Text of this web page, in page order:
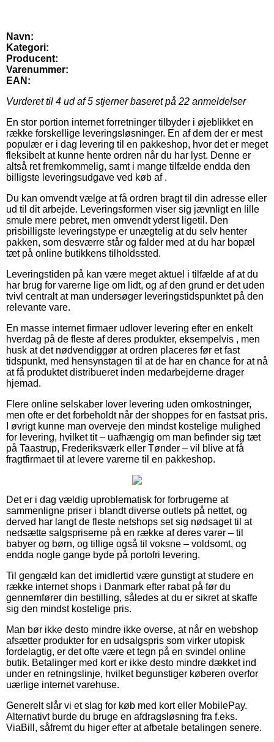
Navn:
Kategori:
Producent:
Varenummer:
EAN:
Vurderet til 4 ud af 5 stjerner baseret på 22 anmeldelser
En stor portion internet forretninger tilbyder i øjeblikket en
række forskellige leveringsløsninger. En af dem der er mest
populær er i dag levering til en pakkeshop, hvor det er meget
fleksibelt at kunne hente ordren når du har lyst. Denne er
altså ret fremkommelig, samt i mange tilfælde endda den
billigste leveringsudgave ved køb af .
Du kan omvendt vælge at få ordren bragt til din adresse eller
ud til dit arbejde. Leveringsformen viser sig jævnligt en lille
smule mere pebret, men omvendt yderst ligetil. Den
prisbilligste leveringstype er unægtelig at du selv henter
pakken, som desværre står og falder med at du har bopæl
tæt på online butikkens tilholdssted.
Leveringstiden på kan være meget aktuel i tilfælde af at du
har brug for varerne lige om lidt, og af den grund er det uden
tvivl centralt at man undersøger leveringstidspunktet på den
relevante vare.
En masse internet firmaer udlover levering efter en enkelt
hverdag på de fleste af deres produkter, eksempelvis , men
husk at det nødvendiggør at ordren placeres før et fast
tidspunkt, med hensynstagen til at de har en chance for at nå
at få produktet distribueret inden medarbejderne drager
hjemad.
Flere online selskaber lover levering uden omkostninger,
men ofte er det forbeholdt når der shoppes for en fastsat pris.
I øvrigt kunne man overveje den mindst kostelige mulighed
for levering, hvilket tit – uafhængig om man befinder sig tæt
på Taastrup, Frederiksværk eller Tønder – vil blive at få
fragtfirmaet til at levere varerne til en pakkeshop.
Det er i dag vældig uproblematisk for forbrugerne at
sammenligne priser i blandt diverse outlets på nettet, og
derved har langt de fleste netshops set sig nødsaget til at
nedsætte salgspriserne på en række af deres varer – til
babyer og børn, og tillige også til voksne – voldsomt, og
endda nogle gange byde på portofri levering.
Til gengæld kan det imidlertid være gunstigt at studere en
række internet shops i Danmark efter rabat på før du
gennemfører din bestilling, således at du er sikret at skaffe
sig den mindst kostelige pris.
Man bør ikke desto mindre ikke overse, at når en webshop
afsætter produkter for en udsalgspris som virker utopisk
fordelagtig, er det ofte være et tegn på en svindel online
butik. Betalinger med kort er ikke desto mindre dækket ind
under en retningslinje, hvilket begunstiger køberen overfor
uærlige internet varehuse.
Generelt slår vi et slag for køb med kort eller MobilePay.
Alternativt burde du bruge en afdragsløsning fra f.eks.
ViaBill, såfremt du higer efter at afbetale betalingen senere.